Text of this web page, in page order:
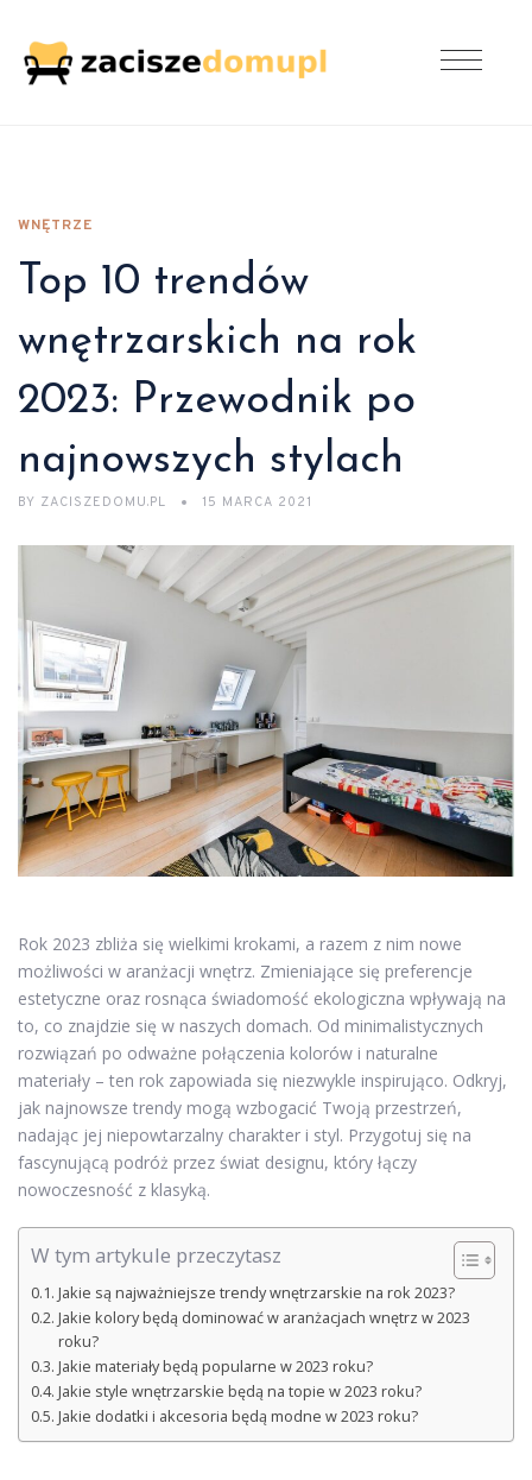
WNĘTRZE
Top 10 trendów
wnętrzarskich na rok
2023: Przewodnik po
najnowszych stylach
BY ZACISZEDOMU.PL 15 MARCA 2021
Rok 2023 zbliża się wielkimi krokami, a razem z nim nowe
możliwości w aranżacji wnętrz. Zmieniające się preferencje
estetyczne oraz rosnąca świadomość ekologiczna wpływają na
to, co znajdzie się w naszych domach. Od minimalistycznych
rozwiązań po odważne połączenia kolorów i naturalne
materiały – ten rok zapowiada się niezwykle inspirująco. Odkryj,
jak najnowsze trendy mogą wzbogacić Twoją przestrzeń,
nadając jej niepowtarzalny charakter i styl. Przygotuj się na
fascynującą podróż przez świat designu, który łączy
nowoczesność z klasyką.
W tym artykule przeczytasz
Jakie są najważniejsze trendy wnętrzarskie na rok 2023?
Jakie kolory będą dominować w aranżacjach wnętrz w 2023
roku?
Jakie materiały będą popularne w 2023 roku?
Jakie style wnętrzarskie będą na topie w 2023 roku?
Jakie dodatki i akcesoria będą modne w 2023 roku?